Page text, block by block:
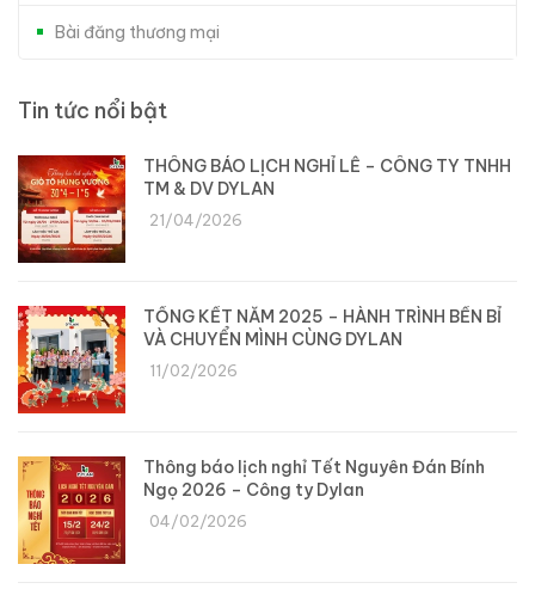
Bài đăng thương mại
Tin tức nổi bật
THÔNG BÁO LỊCH NGHỈ LỄ – CÔNG TY TNHH
TM & DV DYLAN
21/04/2026
TỔNG KẾT NĂM 2025 – HÀNH TRÌNH BỀN BỈ
VÀ CHUYỂN MÌNH CÙNG DYLAN
11/02/2026
Thông báo lịch nghỉ Tết Nguyên Đán Bính
Ngọ 2026 – Công ty Dylan
04/02/2026